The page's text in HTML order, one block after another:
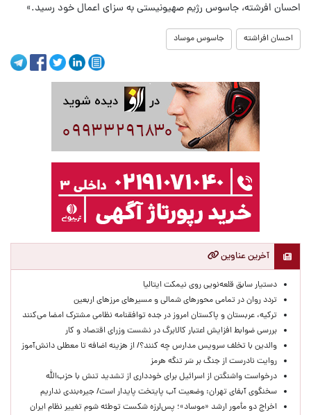
احسان افرشته، جاسوس رژیم صهیونیستی به سزای اعمال خود رسید.»
احسان افراشته جاسوس موساد
آخرین عناوین
دستیار سابق قلعه‌نویی روی نیمکت ایتالیا
تردد روان در تمامی محورهای شمالی و مسیرهای مرزهای اربعین
ترکیه، عربستان و پاکستان امروز در جده توافقنامه نظامی مشترک امضا می‌کنند
بررسی ضوابط افزایش اعتبار کالابرگ در نشست وزرای اقتصاد و کار
والدین با تخلف سرویس مدارس چه کنند؟/ از هزینه اضافه تا معطلی دانش‌آموز
روایت نادرست از جنگ بر سَر تنگه هرمز
درخواست واشنگتن از اسرائیل برای خودداری از تشدید تنش با حزب‌الله
سخنگوی آبفای تهران: وضعیت آب پایتخت پایدار است/ جیره‌بندی نداریم
اخراج دو مأمور ارشد «موساد»؛ پس‌لرزه شکست توطئه شوم تغییر نظام ایران